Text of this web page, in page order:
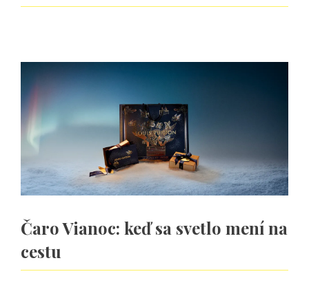
Čaro Vianoc: keď sa svetlo mení na
cestu